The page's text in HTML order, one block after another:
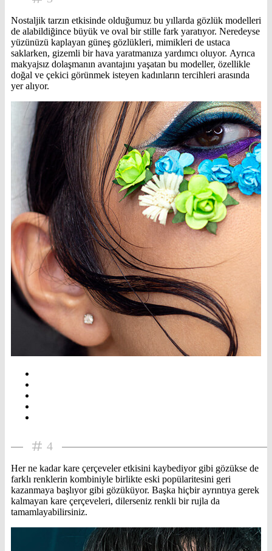
Nostaljik tarzın etkisinde olduğumuz bu yıllarda gözlük modelleri
de alabildiğince büyük ve oval bir stille fark yaratıyor. Neredeyse
yüzünüzü kaplayan güneş gözlükleri, mimikleri de ustaca
saklarken, gizemli bir hava yaratmanıza yardımcı oluyor. Ayrıca
makyajsız dolaşmanın avantajını yaşatan bu modeller, özellikle
doğal ve çekici görünmek isteyen kadınların tercihleri arasında
yer alıyor.
4
Her ne kadar kare çerçeveler etkisini kaybediyor gibi gözükse de
farklı renklerin kombiniyle birlikte eski popülaritesini geri
kazanmaya başlıyor gibi gözüküyor. Başka hiçbir ayrıntıya gerek
kalmayan kare çerçeveleri, dilerseniz renkli bir rujla da
tamamlayabilirsiniz.